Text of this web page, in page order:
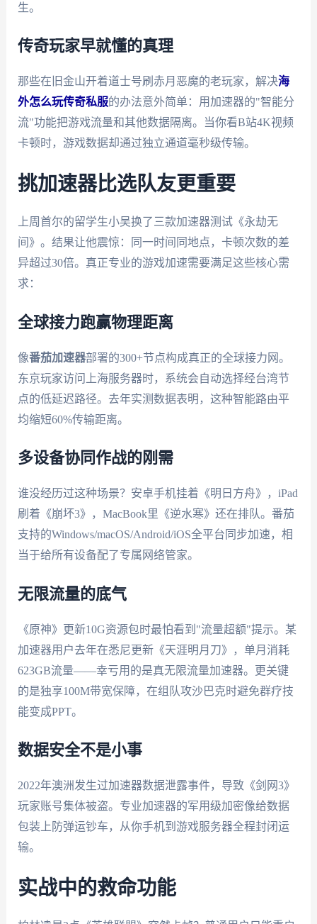
生。
传奇玩家早就懂的真理
那些在旧金山开着道士号刷赤月恶魔的老玩家，解决海
外怎么玩传奇私服的办法意外简单：用加速器的"智能分
流"功能把游戏流量和其他数据隔离。当你看B站4K视频
卡顿时，游戏数据却通过独立通道毫秒级传输。
挑加速器比选队友更重要
上周首尔的留学生小吴换了三款加速器测试《永劫无
间》。结果让他震惊：同一时间同地点，卡顿次数的差
异超过30倍。真正专业的游戏加速需要满足这些核心需
求：
全球接力跑赢物理距离
像番茄加速器部署的300+节点构成真正的全球接力网。
东京玩家访问上海服务器时，系统会自动选择经台湾节
点的低延迟路径。去年实测数据表明，这种智能路由平
均缩短60%传输距离。
多设备协同作战的刚需
谁没经历过这种场景？安卓手机挂着《明日方舟》，iPad
刷着《崩坏3》，MacBook里《逆水寒》还在排队。番茄
支持的Windows/macOS/Android/iOS全平台同步加速，相
当于给所有设备配了专属网络管家。
无限流量的底气
《原神》更新10G资源包时最怕看到"流量超额"提示。某
加速器用户去年在悉尼更新《天涯明月刀》，单月消耗
623GB流量——幸亏用的是真无限流量加速器。更关键
的是独享100M带宽保障，在组队攻沙巴克时避免群疗技
能变成PPT。
数据安全不是小事
2022年澳洲发生过加速器数据泄露事件，导致《剑网3》
玩家账号集体被盗。专业加速器的军用级加密像给数据
包装上防弹运钞车，从你手机到游戏服务器全程封闭运
输。
实战中的救命功能